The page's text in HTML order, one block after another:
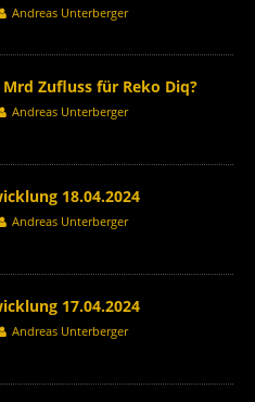
Andreas Unterberger
Zufluss für Reko Diq?
Andreas Unterberger
18.04.2024
Andreas Unterberger
17.04.2024
Andreas Unterberger